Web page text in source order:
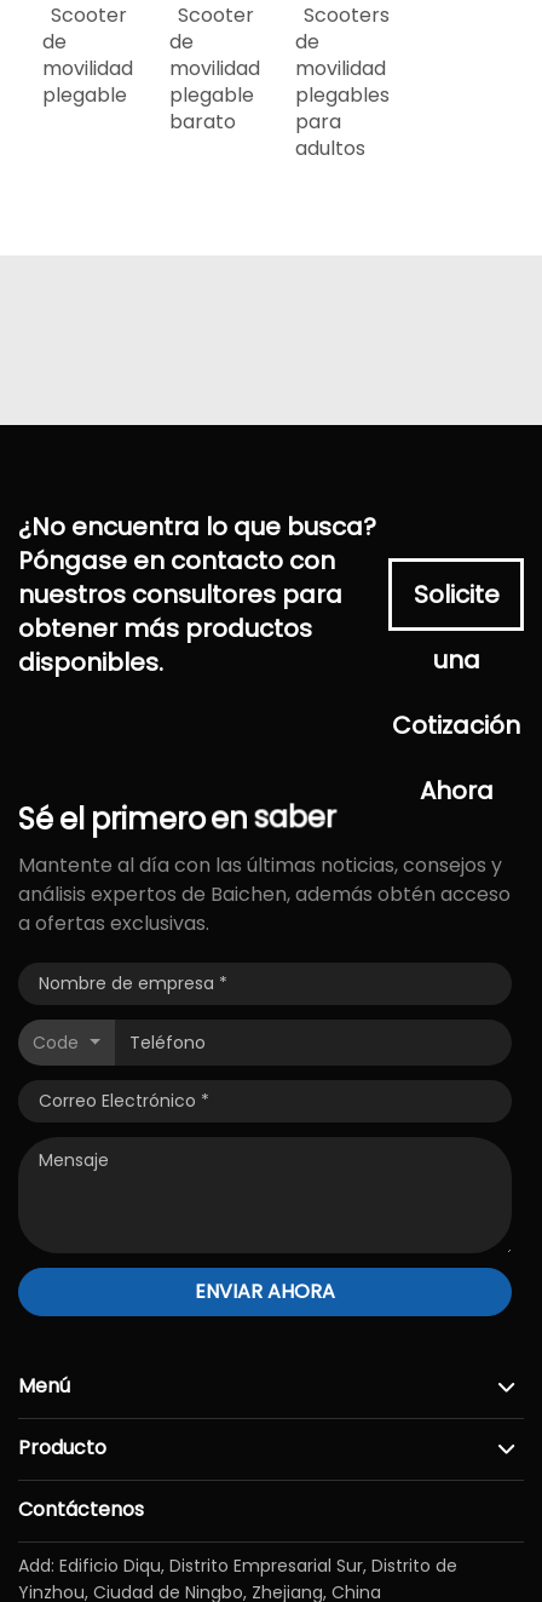
Scooter
de
movilidad
plegable
Scooter
de
movilidad
plegable
barato
Scooters
de
movilidad
plegables
para
adultos
¿No encuentra lo que busca?
Póngase en contacto con
nuestros consultores para
obtener más productos
disponibles.
Solicite
una
Cotización
Ahora
Séel primeroensaber
Mantente al día con las últimas noticias, consejos y
análisis expertos de Baichen, además obtén acceso
a ofertas exclusivas.
Code
ENVIAR AHORA
Menú
Producto
Contáctenos
Add: Edificio Diqu, Distrito Empresarial Sur, Distrito de
Yinzhou, Ciudad de Ningbo, Zhejiang, China